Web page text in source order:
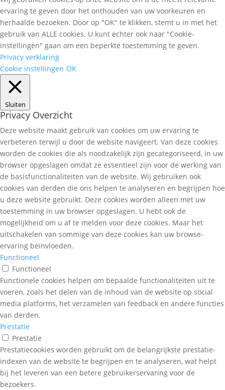
ervaring te geven door het onthouden van uw voorkeuren en
herhaalde bezoeken. Door op "OK" te klikken, stemt u in met het
gebruik van ALLE cookies. U kunt echter ook naar "Cookie-
instellingen" gaan om een beperkte toestemming te geven.
Privacy verklaring
Cookie instellingen OK
Sluiten
Privacy Overzicht
Deze website maakt gebruik van cookies om uw ervaring te
verbeteren terwijl u door de website navigeert. Van deze cookies
worden de cookies die als noodzakelijk zijn gecategoriseerd, in uw
browser opgeslagen omdat ze essentieel zijn voor de werking van
de basisfunctionaliteiten van de website. Wij gebruiken ook
cookies van derden die ons helpen te analyseren en begrijpen hoe
u deze website gebruikt. Deze cookies worden alleen met uw
toestemming in uw browser opgeslagen. U hebt ook de
mogelijkheid om u af te melden voor deze cookies. Maar het
uitschakelen van sommige van deze cookies kan uw browse-
ervaring beïnvloeden.
Functioneel
Functioneel
Functionele cookies helpen om bepaalde functionaliteiten uit te
voeren, zoals het delen van de inhoud van de website op social
media platforms, het verzamelen van feedback en andere functies
van derden.
Prestatie
Prestatie
Prestatiecookies worden gebruikt om de belangrijkste prestatie-
indexen van de website te begrijpen en te analyseren, wat helpt
bij het leveren van een betere gebruikerservaring voor de
bezoekers.